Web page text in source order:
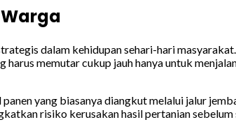
dalam kehidupan sehari-hari
memutar cukup jauh hanya untuk
yang biasanya diangkut melalui jalur
risiko kerusakan hasil pertanian sebelum